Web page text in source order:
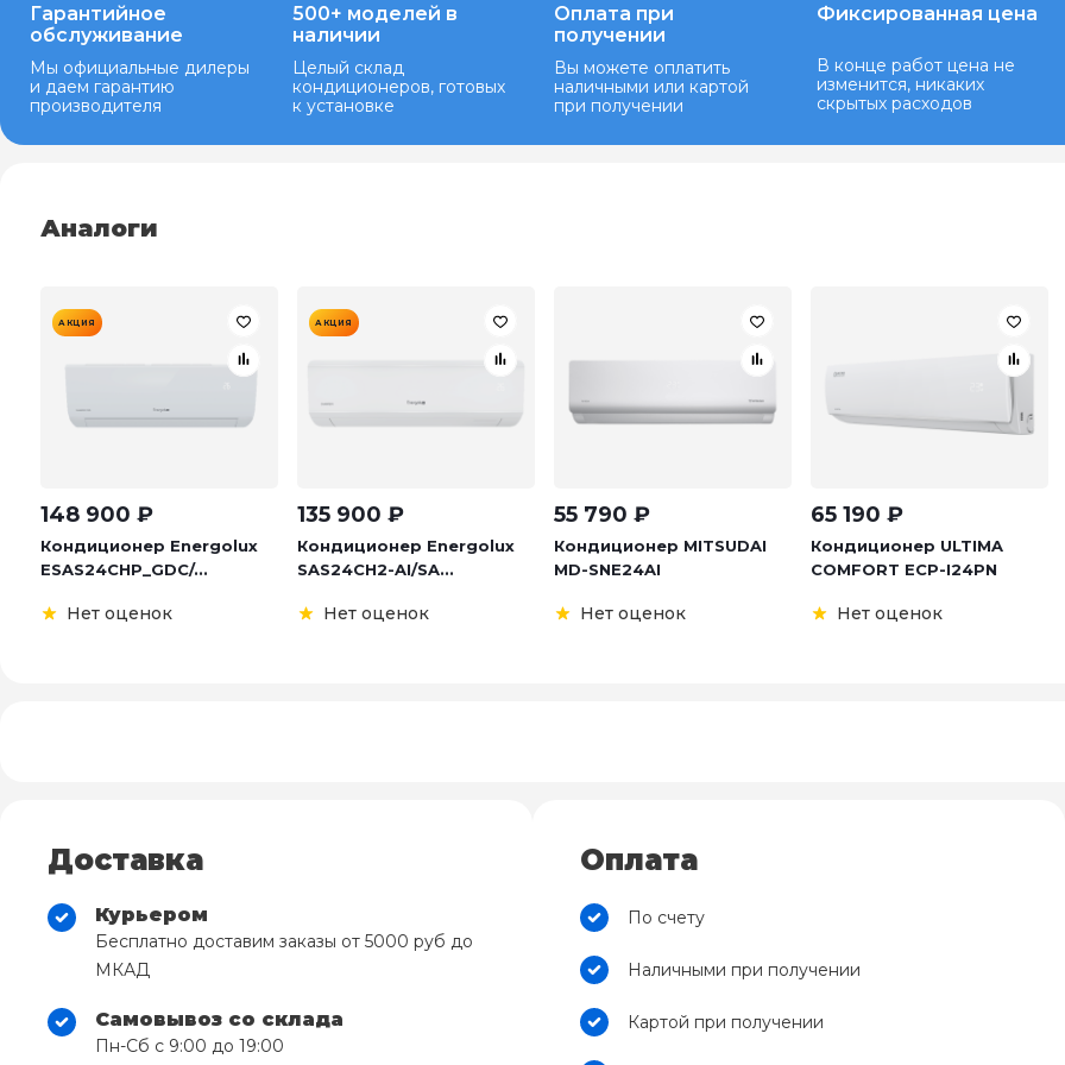
Гарантийное
обслуживание
Мы официальные дилеры
и даем гарантию
производителя
500+ моделей в
наличии
Целый склад
кондиционеров, готовых
к установке
Оплата при
получении
Вы можете оплатить
наличными или картой
при получении
Фиксированная цена
В конце работ цена не
изменится, никаких
скрытых расходов
Аналоги
АКЦИЯ
148 900 ₽
Кондиционер Energolux
ESAS24CHP_GDC/...
Нет оценок
АКЦИЯ
135 900 ₽
Кондиционер Energolux
SAS24CH2-AI/SA...
Нет оценок
55 790 ₽
Кондиционер MITSUDAI
MD-SNE24AI
Нет оценок
65 190 ₽
Кондиционер ULTIMA
COMFORT ECP-I24PN
Нет оценок
Доставка
Курьером
Бесплатно доставим заказы от 5000 руб до
МКАД
Самовывоз со склада
Пн-Сб с 9:00 до 19:00
Оплата
По счету
Наличными при получении
Картой при получении